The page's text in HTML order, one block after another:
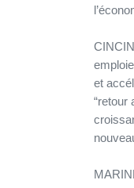
et
“retour